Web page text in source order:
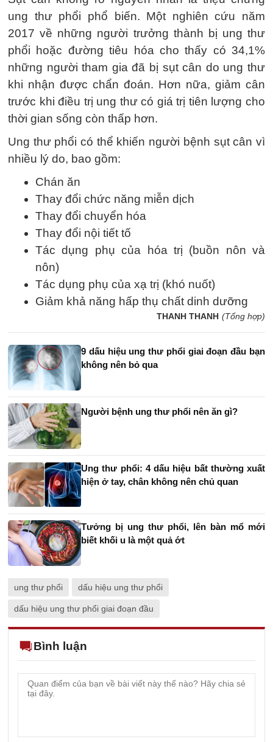
ung thư phổi phổ biến. Một nghiên cứu năm
2017 về những người trưởng thành bị ung thư
phổi hoặc đường tiêu hóa cho thấy có 34,1%
những người tham gia đã bị sụt cân do ung thư
khi nhận được chẩn đoán. Hơn nữa, giảm cân
trước khi điều trị ung thư có giá trị tiên lượng cho
thời gian sống còn thấp hơn.
Ung thư phổi có thể khiến người bệnh sụt cân vì
nhiều lý do, bao gồm:
Chán ăn
Thay đổi chức năng miễn dịch
Thay đổi chuyển hóa
Thay đổi nội tiết tố
Tác dụng phụ của hóa trị (buồn nôn và
nôn)
Tác dụng phụ của xạ trị (khó nuốt)
Giảm khả năng hấp thụ chất dinh dưỡng
THANH THANH (Tổng hợp)
9 dấu hiệu ung thư phổi giai đoạn đầu bạn
không nên bỏ qua
Người bệnh ung thư phổi nên ăn gì?
Ung thư phổi: 4 dấu hiệu bất thường xuất
hiện ở tay, chân không nên chủ quan
Tưởng bị ung thư phổi, lên bàn mổ mới
biết khối u là một quả ớt
ung thư phổi dấu hiệu ung thư phổi
dấu hiệu ung thư phổi giai đoạn đầu
Bình luận